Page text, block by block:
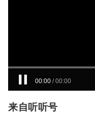
00:00 / 00:00
来自听听号